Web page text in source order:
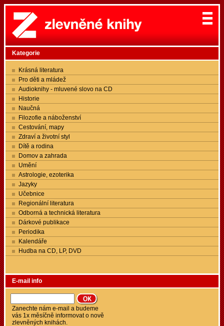
Kategorie
Krásná literatura
Pro děti a mládež
Audioknihy - mluvené slovo na CD
Historie
Naučná
Filozofie a náboženství
Cestování, mapy
Zdraví a životní styl
Dítě a rodina
Domov a zahrada
Umění
Astrologie, ezoterika
Jazyky
Učebnice
Regionální literatura
Odborná a technická literatura
Dárkové publikace
Periodika
Kalendáře
Hudba na CD, LP, DVD
E-mail info
Zanechte nám e-mail a budeme
vás 1x měsíčně informovat o nově
zlevněných knihách.